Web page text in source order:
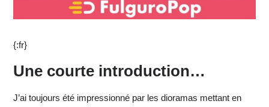
{:fr}
Une courte introduction…
J’ai toujours été impressionné par les dioramas mettant en